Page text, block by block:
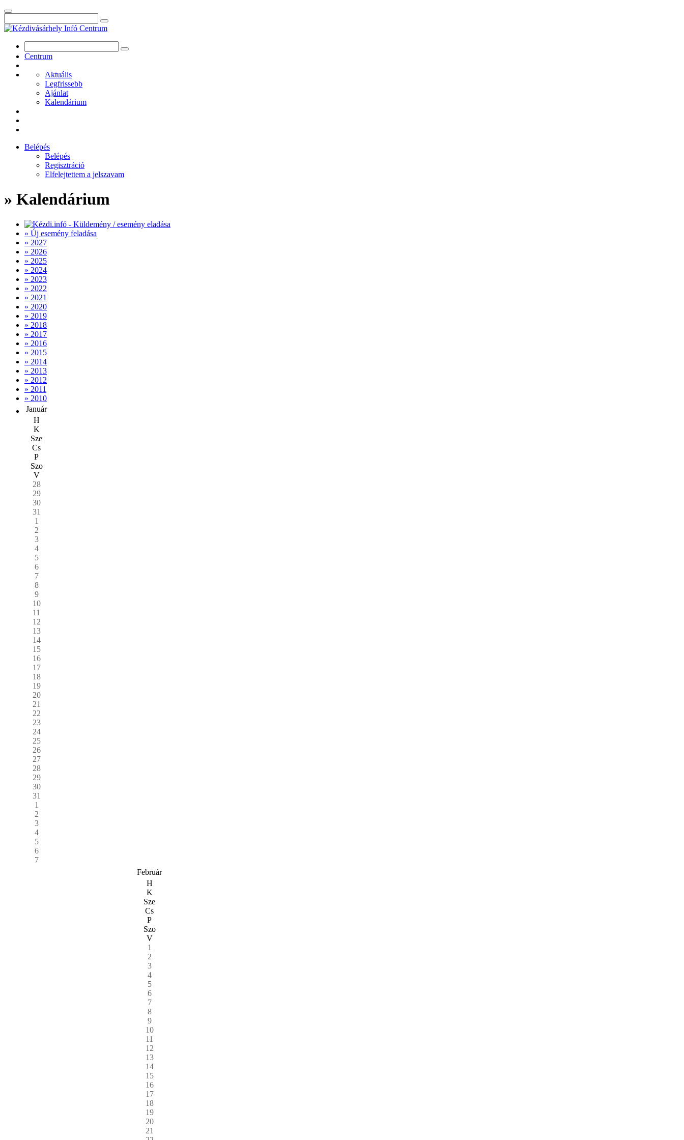
Centrum
Aktuális
Legfrissebb
Ajánlat
Kalendárium
Belépés
Belépés
Regisztráció
Elfelejtettem a jelszavam
» Kalendárium
» Új esemény feladása
» 2027
» 2026
» 2025
» 2024
» 2023
» 2022
» 2021
» 2020
» 2019
» 2018
» 2017
» 2016
» 2015
» 2014
» 2013
» 2012
» 2011
» 2010
Január
H
K
Sze
Cs
P
Szo
V
28
29
30
31
1
2
3
4
5
6
7
8
9
10
11
12
13
14
15
16
17
18
19
20
21
22
23
24
25
26
27
28
29
30
31
1
2
3
4
5
6
7
Február
H
K
Sze
Cs
P
Szo
V
1
2
3
4
5
6
7
8
9
10
11
12
13
14
15
16
17
18
19
20
21